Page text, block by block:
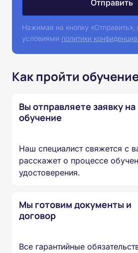
Нажимая на кнопку «Отправить»,
условиями политики
Как пройти
Вы отправляете заявку на
обучение
Наш специалист свяжется с
расскажет о процессе
удостоверения.
Мы готовим документы и
договор
Все гарантийные